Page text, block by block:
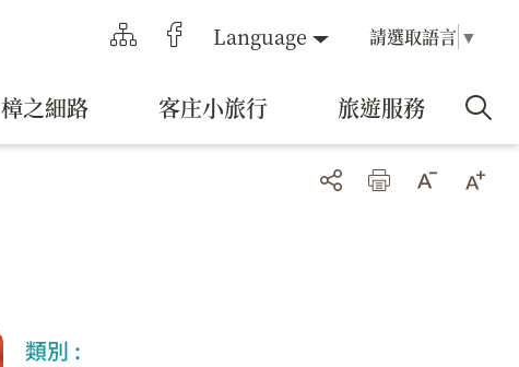
Language 請選取語言 ▼
樟之細路 客庄小旅行 旅遊服務
類別 :